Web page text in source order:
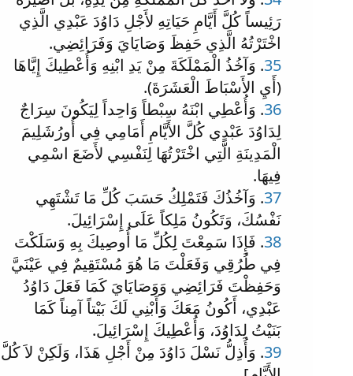
رَئِيساً كُلَّ أَيَّامِ حَيَاتِهِ لأَجْلِ دَاوُدَ عَبْدِي الَّذِي
اخْتَرْتُهُ الَّذِي حَفِظَ وَصَايَايَ وَفَرَائِضِي.
35. وَآخُذُ الْمَمْلَكَةَ مِنْ يَدِ ابْنِهِ وَأُعْطِيكَ إِيَّاهَا
(أَيِ الأَسْبَاطَ الْعَشَرَةَ).
36. وَأُعْطِي ابْنَهُ سِبْطاً وَاحِداً لِيَكُونَ سِرَاجٌ
لِدَاوُدَ عَبْدِي كُلَّ الأَيَّامِ أَمَامِي فِي أُورُشَلِيمَ
الْمَدِينَةِ الَّتِي اخْتَرْتُهَا لِنَفْسِي لأَضَعَ اسْمِي
فِيهَا.
37. وَآخُذُكَ فَتَمْلِكُ حَسَبَ كُلِّ مَا تَشْتَهِي
نَفْسُكَ، وَتَكُونُ مَلِكاً عَلَى إِسْرَائِيلَ.
38. فَإِذَا سَمِعْتَ لِكُلِّ مَا أُوصِيكَ بِهِ وَسَلَكْتَ
فِي طُرُقِي وَفَعَلْتَ مَا هُوَ مُسْتَقِيمٌ فِي عَيْنَيَّ
وَحَفِظْتَ فَرَائِضِي وَوَصَايَايَ كَمَا فَعَلَ دَاوُدُ
عَبْدِي، أَكُونُ مَعَكَ وَأَبْنِي لَكَ بَيْتاً آمِناً كَمَا
بَنَيْتُ لِدَاوُدَ، وَأُعْطِيكَ إِسْرَائِيلَ.
39. وَأُذِلُّ نَسْلَ دَاوُدَ مِنْ أَجْلِ هَذَا، وَلَكِنْ لاَ كُلَّ